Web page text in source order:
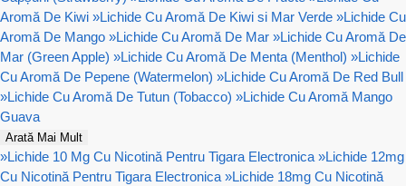
Aromă De Kiwi »Lichide Cu Aromă De Kiwi si Mar Verde »Lichide Cu
Aromă De Mango »Lichide Cu Aromă De Mar »Lichide Cu Aromă De
Mar (Green Apple) »Lichide Cu Aromă De Menta (Menthol) »Lichide
Cu Aromă De Pepene (Watermelon) »Lichide Cu Aromă De Red Bull
»Lichide Cu Aromă De Tutun (Tobacco) »Lichide Cu Aromă Mango
Guava
Arată Mai Mult
»Lichide 10 Mg Cu Nicotină Pentru Tigara Electronica »Lichide 12mg
Cu Nicotină Pentru Tigara Electronica »Lichide 18mg Cu Nicotină